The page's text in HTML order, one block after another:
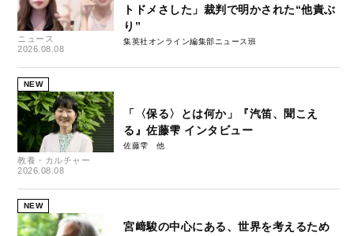
ニュース
2026.08.08
トドメさした」裁判で明かされた“他責ぶ
り”
集英社オンライン編集部ニュース班
NEW
教養・カルチャー
2026.08.08
「〈保る〉とは何か」『汽笛、聞こえ
る』佐藤雫 インタビュー
佐藤雫
NEW
宮﨑駿の中心にある、世界を考えるため